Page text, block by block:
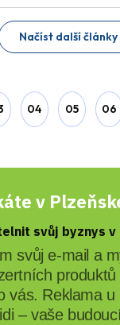
Načíst další články
04 05 06
v
svůj byznys v
svůj e-mail a
vás. Reklama
– vaše